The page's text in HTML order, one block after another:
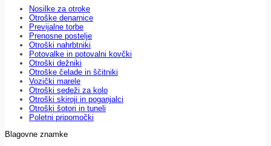
Nosilke za otroke
Otroške denarnice
Previjalne torbe
Prenosne postelje
Otroški nahrbtniki
Potovalke in potovalni kovčki
Otroški dežniki
Otroške čelade in ščitniki
Vozički marele
Otroški sedeži za kolo
Otroški skiroji in poganjalci
Otroški šotori in tuneli
Poletni pripomočki
Blagovne znamke